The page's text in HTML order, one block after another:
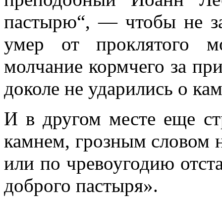
пастырю“, — чтобы не
умер от проклятого
молчание кормчего за
доколе не ударились о
И в другом месте еще
камнем, грозным словом
или по чревоугодию
доброго пастыря».